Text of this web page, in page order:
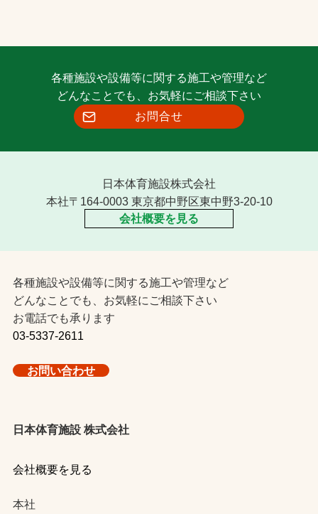
各種施設や設備等に関する施工や管理など
どんなことでも、お気軽にご相談下さい
お問合せ
日本体育施設株式会社
本社〒164-0003 東京都中野区東中野3-20-10
会社概要を見る
各種施設や設備等に関する施工や管理など
どんなことでも、お気軽にご相談下さい
お電話でも承ります
03-5337-2611
お問い合わせ
日本体育施設 株式会社
会社概要を見る
本社